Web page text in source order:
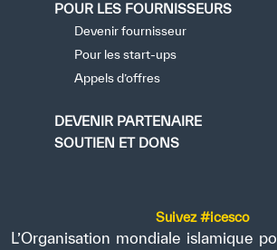
POUR LES FOURNISSEURS
Devenir fournisseur
Pour les start-ups
Appels d’offres
DEVENIR PARTENAIRE
SOUTIEN ET DONS
Suivez #icesco
L’Organisation mondiale islamique